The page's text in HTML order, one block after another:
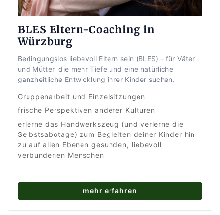
BLES Eltern-Coaching in
Würzburg
Bedingungslos liebevoll Eltern sein (BLES) - für Väter
und Mütter, die mehr Tiefe und eine natürliche
ganzheitliche Entwicklung ihrer Kinder suchen.
Gruppenarbeit und Einzelsitzungen
frische Perspektiven anderer Kulturen
erlerne das Handwerkszeug (und verlerne die
Selbstsabotage) zum Begleiten deiner Kinder hin
zu auf allen Ebenen gesunden, liebevoll
verbundenen Menschen
mehr erfahren